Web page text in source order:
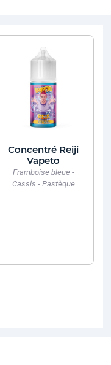
Concentré Reiji
Vapeto
Framboise bleue -
Cassis - Pastèque